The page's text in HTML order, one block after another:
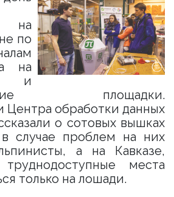
на
по
на
и
площадки.
Центра обработки данных
о сотовых вышках
случае проблем на них
а на Кавказе,
места
только на лошади.